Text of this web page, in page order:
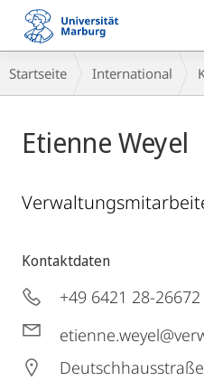
Mobile-
Navigation
Breadcrumb-
Navigation
Startseite International
Etienne Weyel
Kontaktdaten
+49 6421 28-26672